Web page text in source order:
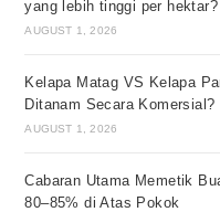
yang lebih tinggi per hektar?
AUGUST 1, 2026
Kelapa Matag VS Kelapa
Ditanam Secara Komersial?
AUGUST 1, 2026
Cabaran Utama Memetik
80–85% di Atas Pokok